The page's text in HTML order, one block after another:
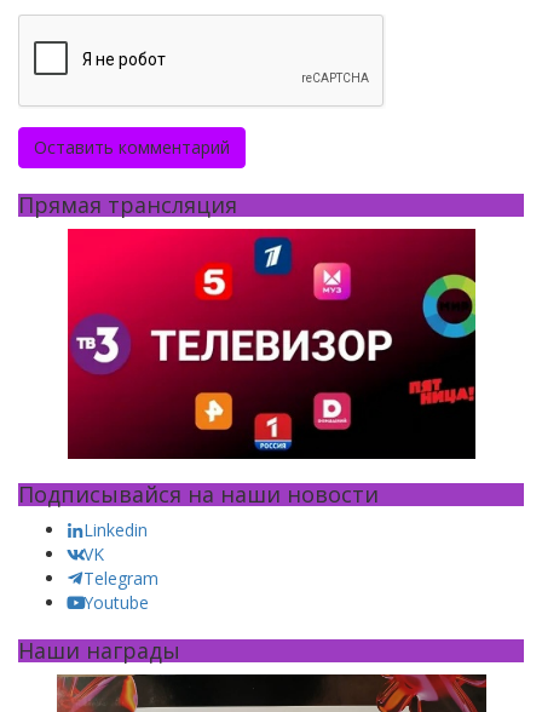
Оставить комментарий
Прямая трансляция
Подписывайся на наши новости
Linkedin
VK
Telegram
Youtube
Наши награды